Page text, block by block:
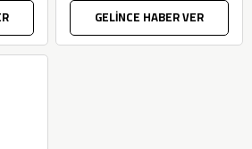
GELİNCE HABER VER